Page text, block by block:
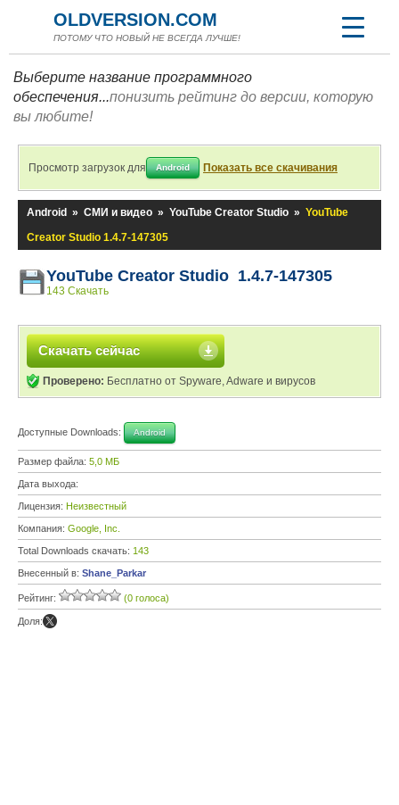
OLDVERSION.COM
ПОТОМУ ЧТО НОВЫЙ НЕ ВСЕГДА ЛУЧШЕ!
Выберите название программного
обеспечения...понизить рейтинг до версии, которую
вы любите!
Просмотр загрузок для Android Показать все скачивания
Android » СМИ и видео » YouTube Creator Studio » YouTube
Creator Studio 1.4.7-147305
YouTube Creator Studio 1.4.7-147305
143 Скачать
Скачать сейчас
Проверено: Бесплатно от Spyware, Adware и вирусов
Доступные Downloads: Android
Размер файла: 5,0 МБ
Дата выхода:
Лицензия: Неизвестный
Компания: Google, Inc.
Total Downloads скачать: 143
Внесенный в: Shane_Parkar
Рейтинг: (0 голоса)
Доля: